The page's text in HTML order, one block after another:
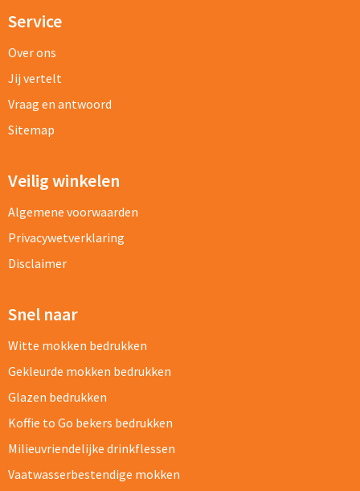
Service
Over ons
Jij vertelt
Vraag en antwoord
Sitemap
Veilig winkelen
Algemene voorwaarden
Privacywetverklaring
Disclaimer
Snel naar
Witte mokken bedrukken
Gekleurde mokken bedrukken
Glazen bedrukken
Koffie to Go bekers bedrukken
Milieuvriendelijke drinkflessen
Vaatwasserbestendige mokken